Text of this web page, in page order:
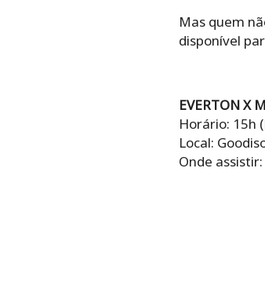
Mas quem
disponível
EVERTON X
Horário: 15h
Local:
Onde assistir: